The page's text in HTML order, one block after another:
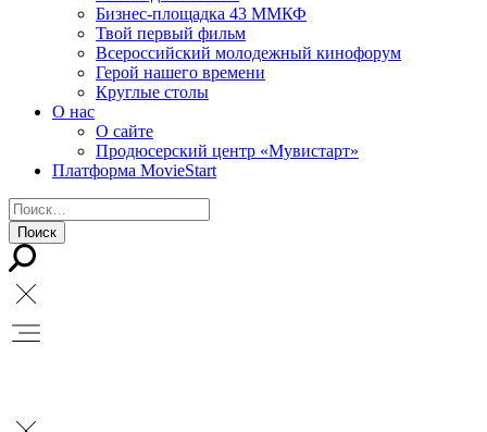
Бизнес-площадка 43 ММКФ
Твой первый фильм
Всероссийский молодежный кинофорум
Герой нашего времени
Круглые столы
О нас
О сайте
Продюсерский центр «Мувистарт»
Платформа MovieStart